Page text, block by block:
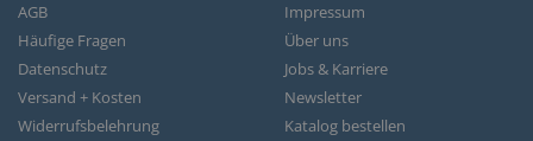
AGB
Häufige Fragen
Datenschutz
Versand + Kosten
Widerrufsbelehrung
Impressum
Über uns
Jobs & Karriere
Newsletter
Katalog bestellen